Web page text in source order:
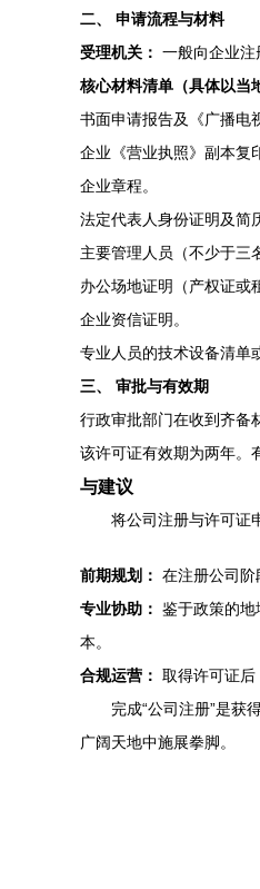
二、 申请流程与材料
受理机关： 一般向企业注
核心材料清单（具体以当
书面申请报告及《广播电
企业《营业执照》副本复
企业章程。
法定代表人身份证明及简
主要管理人员（不少于三
办公场地证明（产权证或
企业资信证明。
专业人员的技术设备清单
三、 审批与有效期
行政审批部门在收到齐备
该许可证有效期为两年。
与建议
将公司注册与许可证
前期规划： 在注册公司
专业协助： 鉴于政策的
本。
合规运营： 取得许可证
完成“公司注册”是获
广阔天地中施展拳脚。